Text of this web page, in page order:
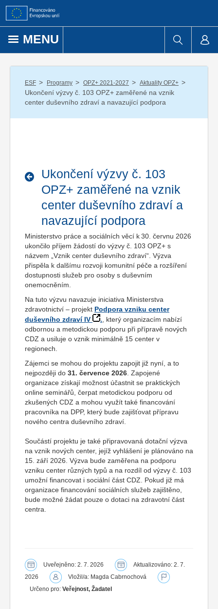
Přejít k obsahu
MENU
ESF / Programy / OPZ+ 2021-2027 / Aktuality OPZ+ /
Ukončení výzvy č. 103 OPZ+ zaměřené na vznik
center duševního zdraví a navazující podpora
Ukončení výzvy č. 103
OPZ+ zaměřené na vznik
center duševního zdraví a
navazující podpora
Ministerstvo práce a sociálních věcí k 30. červnu 2026
ukončilo příjem žádostí do výzvy č. 103 OPZ+ s
názvem „Vznik center duševního zdraví“. Výzva
přispěla k dalšímu rozvoji komunitní péče a rozšíření
dostupnosti služeb pro osoby s duševním
onemocněním.
Na tuto výzvu navazuje iniciativa Ministerstva
zdravotnictví – projekt Podpora vzniku center
duševního zdraví IV
. , který organizacím nabízí
odbornou a metodickou podporu při přípravě nových
CDZ a usiluje o vznik minimálně 15 center v
regionech.
Zájemci se mohou do projektu zapojit již nyní, a to
nejpozději do 31. července 2026 . Zapojené
organizace získají možnost účastnit se praktických
online seminářů, čerpat metodickou podporu od
zkušených CDZ a mohou využít také financování
pracovníka na DPP, který bude zajišťovat přípravu
nového centra duševního zdraví.
Součástí projektu je také připravovaná dotační výzva
na vznik nových center, jejíž vyhlášení je plánováno na
15. září 2026. Výzva bude zaměřena na podporu
vzniku center různých typů a na rozdíl od výzvy č. 103
umožní financovat i sociální část CDZ. Pokud již má
organizace financování sociálních služeb zajištěno,
bude možné žádat pouze o dotaci na zdravotní část
centra.
Uveřejněno: 2. 7. 2026
Aktualizováno: 2. 7.
2026
Vložil/a: Magda Cabrnochová
Určeno pro: Veřejnost, Žadatel